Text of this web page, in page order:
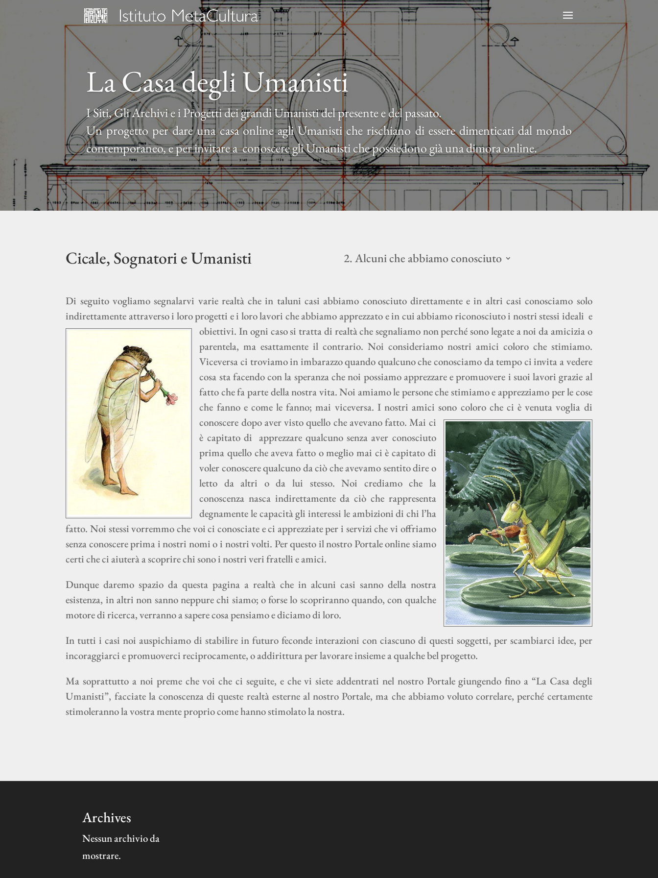
La Casa degli Umanisti
I Siti, Gli Archivi e i Progetti dei grandi Umanisti del presente e del passato.
Un progetto per dare una casa online agli Umanisti che rischiano di essere dimenticati dal mondo
contemporaneo, e per invitare a conoscere gli Umanisti che possiedono già una dimora online.
Cicale, Sognatori e Umanisti 2. Alcuni che abbiamo conosciuto
Di seguito vogliamo segnalarvi varie realtà che in taluni casi abbiamo conosciuto direttamente e in altri casi conosciamo solo
indirettamente attraverso i loro progetti e i loro lavori che abbiamo apprezzato e in cui abbiamo riconosciuto i nostri stessi ideali e
obiettivi.In ogni caso si tratta di realtà che segnaliamo non perché sono legate a noi da amicizia o
parentela, ma esattamente il contrario. Noi consideriamo nostri amici coloro che stimiamo.
Viceversa ci troviamo in imbarazzo quando qualcuno che conosciamo da tempo ci invita a vedere
cosa sta facendo con la speranza che noi possiamo apprezzare e promuovere i suoi lavori grazie al
fatto che fa parte della nostra vita. Noi amiamo le persone che stimiamo e apprezziamo per le cose
che fanno e come le fanno; mai viceversa. I nostri amici sono coloro che ci è venuta voglia di
conoscere dopo aver visto quello che avevano fatto.Mai ci
è capitato di apprezzare qualcuno senza aver conosciuto
prima quello che aveva fatto o meglio mai ci è capitato di
voler conoscere qualcuno da ciò che avevamo sentito dire o
letto da altri o da lui stesso. Noi crediamo che la
conoscenza nasca indirettamente da ciò che rappresenta
degnamente le capacità gli interessi le ambizioni di chi l’ha
fatto. Noi stessi vorremmo che voi ci conosciate e ci apprezziate per i servizi che vi offriamo
senza conoscere prima i nostri nomi o i nostri volti. Per questo il nostro Portale online siamo
certi che ci aiuterà a scoprire chi sono i nostri veri fratelli e amici.
Dunque daremo spazio da questa pagina a realtà che in alcuni casi sanno della nostra
esistenza, in altri non sanno neppure chi siamo; o forse lo scopriranno quando, con qualche
motore di ricerca, verranno a sapere cosa pensiamo e diciamo di loro.
In tutti i casi noi auspichiamo di stabilire in futuro feconde interazioni con ciascuno di questi soggetti, per scambiarci idee, per
incoraggiarci e promuoverci reciprocamente, o addirittura per lavorare insieme a qualche bel progetto.
Ma soprattutto a noi preme che voi che ci seguite, e che vi siete addentrati nel nostro Portale giungendo fino a “La Casa degli
Umanisti”, facciate la conoscenza di queste realtà esterne al nostro Portale, ma che abbiamo voluto correlare, perché certamente
stimoleranno la vostra mente proprio come hanno stimolato la nostra.
Archives
Nessun archivio da
mostrare.